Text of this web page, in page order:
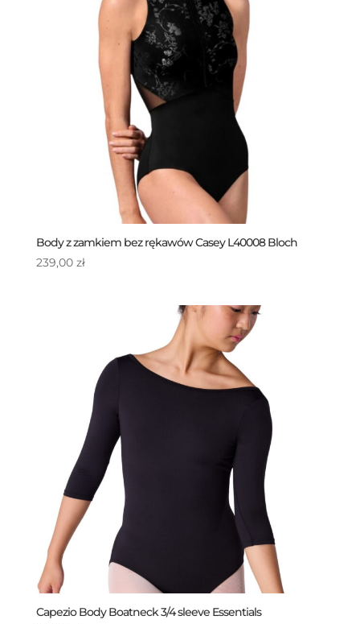
Body z zamkiem bez rękawów Casey L40008 Bloch
239,00 zł
Capezio Body Boatneck 3/4 sleeve Essentials